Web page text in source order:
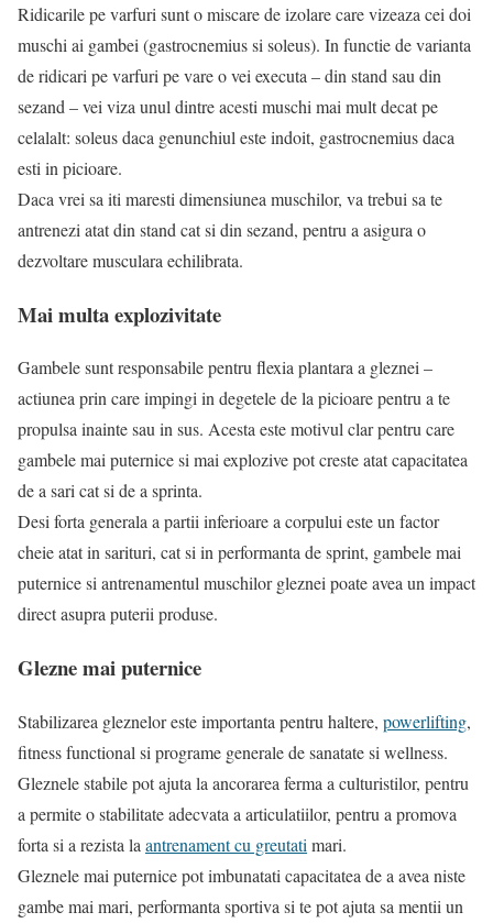
Ridicarile pe varfuri sunt o miscare de izolare care vizeaza cei doi
muschi ai gambei (gastrocnemius si soleus). In functie de varianta
de ridicari pe varfuri pe vare o vei executa – din stand sau din
sezand – vei viza unul dintre acesti muschi mai mult decat pe
celalalt: soleus daca genunchiul este indoit, gastrocnemius daca
esti in picioare.
Daca vrei sa iti maresti dimensiunea muschilor, va trebui sa te
antrenezi atat din stand cat si din sezand, pentru a asigura o
dezvoltare musculara echilibrata.
Mai multa explozivitate
Gambele sunt responsabile pentru flexia plantara a gleznei –
actiunea prin care impingi in degetele de la picioare pentru a te
propulsa inainte sau in sus. Acesta este motivul clar pentru care
gambele mai puternice si mai explozive pot creste atat capacitatea
de a sari cat si de a sprinta.
Desi forta generala a partii inferioare a corpului este un factor
cheie atat in sarituri, cat si in performanta de sprint, gambele mai
puternice si antrenamentul muschilor gleznei poate avea un impact
direct asupra puterii produse.
Glezne mai puternice
Stabilizarea gleznelor este importanta pentru haltere, powerlifting,
fitness functional si programe generale de sanatate si wellness.
Gleznele stabile pot ajuta la ancorarea ferma a culturistilor, pentru
a permite o stabilitate adecvata a articulatiilor, pentru a promova
forta si a rezista la antrenament cu greutati mari.
Gleznele mai puternice pot imbunatati capacitatea de a avea niste
gambe mai mari, performanta sportiva si te pot ajuta sa mentii un